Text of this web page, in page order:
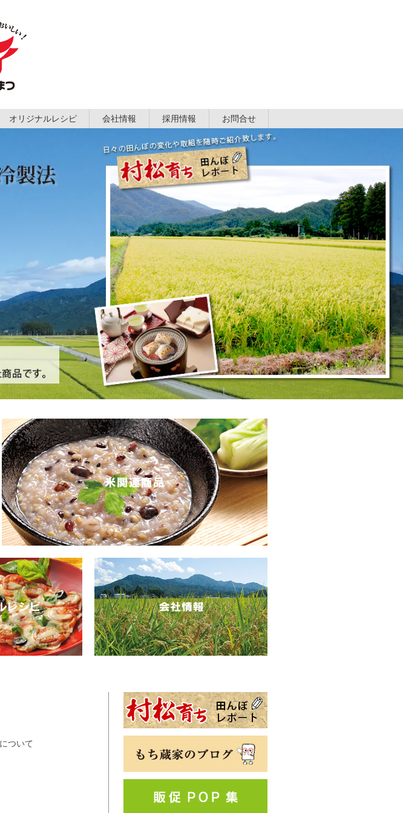
オリジナルレシピ 会社情報 採用情報 お問合せ
ついて